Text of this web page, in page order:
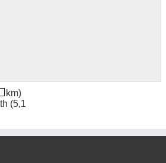
km)
(5,1